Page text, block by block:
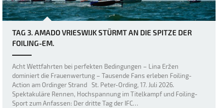
TAG 3. AMADO VRIESWIJK STÜRMT AN DIE SPITZE DER
FOILING-EM.
Acht Wettfahrten bei perfekten Bedingungen – Lina Eržen
dominiert die Frauenwertung – Tausende Fans erleben Foiling-
Action am Ordinger Strand St. Peter-Ording, 17. Juli 2026.
Spektakuläre Rennen, Hochspannung im Titelkampf und Foiling-
Sport zum Anfassen: Der dritte Tag der IFC…